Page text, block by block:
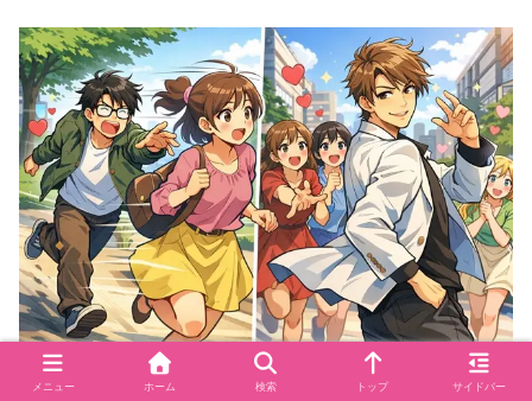
メニュー ホーム 検索 トップ サイドバー